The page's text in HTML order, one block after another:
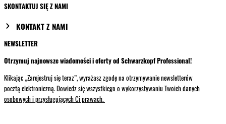
SKONTAKTUJ SIĘ Z NAMI
KONTAKT Z NAMI
NEWSLETTER
Otrzymuj najnowsze wiadomości i oferty od Schwarzkopf Professional!
Klikając „Zarejestruj się teraz”, wyrażasz zgodę na otrzymywanie newsletterów
pocztą elektroniczną.Dowiedz się wszystkiego o wykorzystywaniu Twoich danych
osobowych i przysługujących Ci prawach.